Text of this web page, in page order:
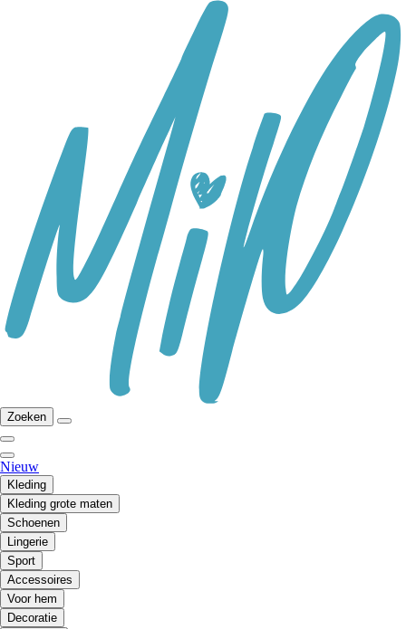
Zoeken
Nieuw
Kleding
Kleding grote maten
Schoenen
Lingerie
Sport
Accessoires
Voor hem
Decoratie